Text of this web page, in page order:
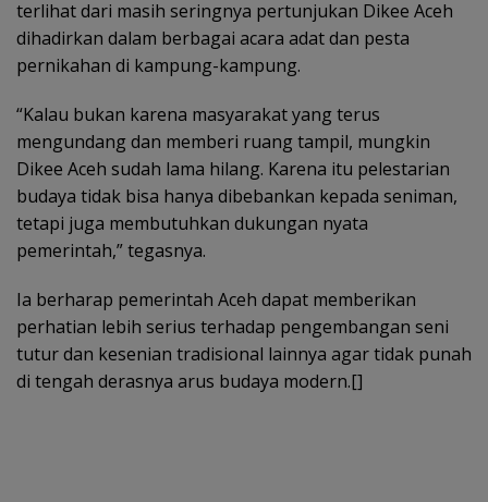
terlihat dari masih seringnya pertunjukan Dikee Aceh
dihadirkan dalam berbagai acara adat dan pesta
pernikahan di kampung-kampung.
“Kalau bukan karena masyarakat yang terus
mengundang dan memberi ruang tampil, mungkin
Dikee Aceh sudah lama hilang. Karena itu pelestarian
budaya tidak bisa hanya dibebankan kepada seniman,
tetapi juga membutuhkan dukungan nyata
pemerintah,” tegasnya.
Ia berharap pemerintah Aceh dapat memberikan
perhatian lebih serius terhadap pengembangan seni
tutur dan kesenian tradisional lainnya agar tidak punah
di tengah derasnya arus budaya modern.[]